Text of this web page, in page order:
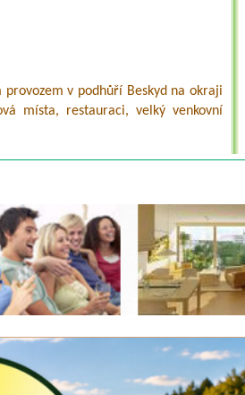
v podhůří Beskyd na okraji
místa, restauraci, velký venkovní